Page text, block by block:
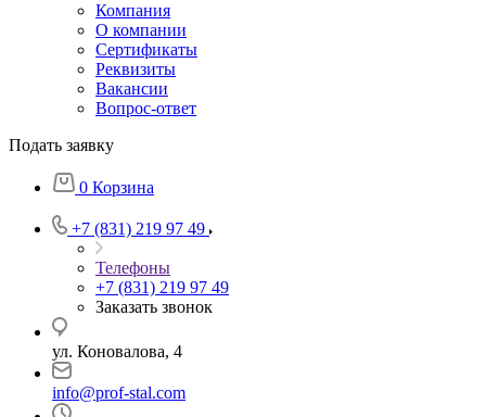
Компания
О компании
Сертификаты
Реквизиты
Вакансии
Вопрос-ответ
Подать заявку
0 Корзина
+7 (831) 219 97 49
Телефоны
+7 (831) 219 97 49
Заказать звонок
ул. Коновалова, 4
info@prof-stal.com